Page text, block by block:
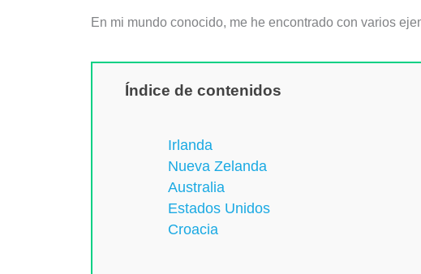
En mi mundo conocido, me he encontrado con varios
Índice de contenidos
Irlanda
Nueva Zelanda
Australia
Estados Unidos
Croacia